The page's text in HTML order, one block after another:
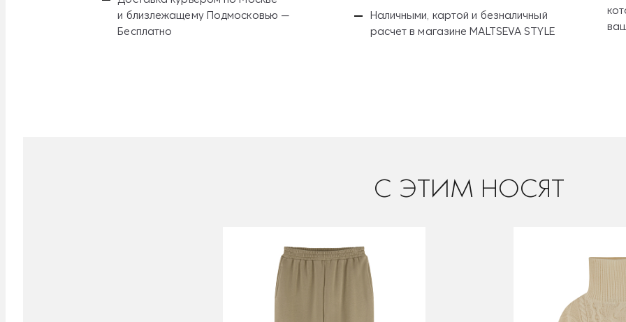
и близлежащему Подмосковью —
Бесплатно
Наличными, картой и безналичный
расчетв магазине MALTSEVA STYLE
C ЭТИМ НОСЯТ